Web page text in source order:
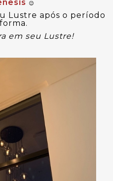
😉
Lustre após o período
em seu Lustre!